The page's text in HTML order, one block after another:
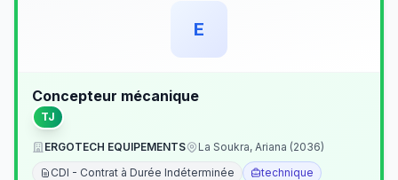
E
Concepteur mécanique
TJ
ERGOTECH EQUIPEMENTS
La Soukra, Ariana (2036)
CDI - Contrat à Durée Indéterminée
technique